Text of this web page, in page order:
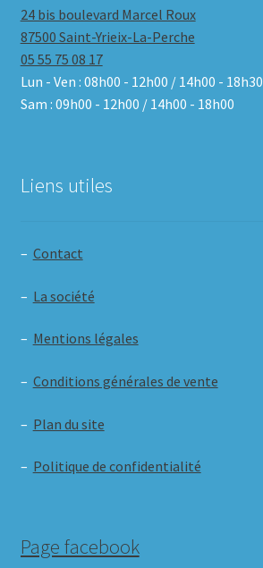
24 bis boulevard Marcel Roux
87500 Saint-Yrieix-La-Perche
05 55 75 08 17
Lun - Ven : 08h00 - 12h00 / 14h00 - 18h30
Sam : 09h00 - 12h00 / 14h00 - 18h00
Liens utiles
– Contact
– La société
– Mentions légales
– Conditions générales de vente
– Plan du site
– Politique de confidentialité
Page facebook